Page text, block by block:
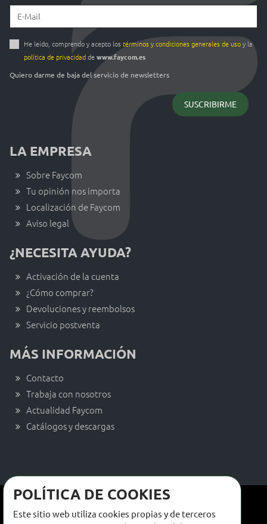
He leído, comprendo y acepto los términos y condiciones generales de usoy la
política de privacidaddewww.faycom.es
Quiero darme de baja del servicio de newsletters
LA EMPRESA
Sobre Faycom
Tu opinión nos importa
Localización de Faycom
Aviso legal
¿NECESITA AYUDA?
Activación de la cuenta
¿Cómo comprar?
Devoluciones y reembolsos
Servicio postventa
MÁS INFORMACIÓN
Contacto
Trabaja con nosotros
Actualidad Faycom
Catálogos y descargas
POLÍTICA DE COOKIES
Este sitio web utiliza cookies propias y de terceros